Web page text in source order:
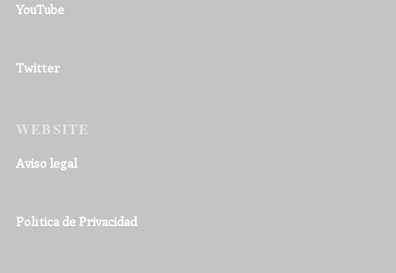
YouTube
Twitter
WEBSITE
Aviso legal
Política de Privacidad